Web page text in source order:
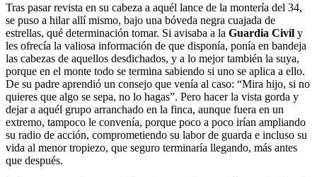
Tras pasar revista en su cabeza a aquél lance de la montería del 34,
se puso a hilar allí mismo, bajo una bóveda negra cuajada de
estrellas, qué determinación tomar. Si avisaba a la Guardia Civil y
les ofrecía la valiosa información de que disponía, ponía en bandeja
las cabezas de aquellos desdichados, y a lo mejor también la suya,
porque en el monte todo se termina sabiendo si uno se aplica a ello.
De su padre aprendió un consejo que venía al caso: “Mira hijo, si no
quieres que algo se sepa, no lo hagas”. Pero hacer la vista gorda y
dejar a aquél grupo arranchado en la finca, aunque fuera en un
extremo, tampoco le convenía, porque poco a poco irían ampliando
su radio de acción, comprometiendo su labor de guarda e incluso su
vida al menor tropiezo, que seguro terminaría llegando, más antes
que después.